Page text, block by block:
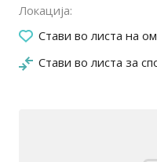
Локација
Стави во листа на
Стави во листа за
05.06.2026